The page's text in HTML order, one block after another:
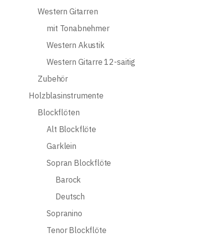
Western Gitarren
mit Tonabnehmer
Western Akustik
Western Gitarre 12-saitig
Zubehör
Holzblasinstrumente
Blockflöten
Alt Blockflöte
Garklein
Sopran Blockflöte
Barock
Deutsch
Sopranino
Tenor Blockflöte